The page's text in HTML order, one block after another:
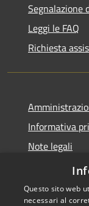
Segnalazione
Leggi le FAQ
Richiesta
Informativa
Note legali
dichiarazione
Questo sito web
necessari al